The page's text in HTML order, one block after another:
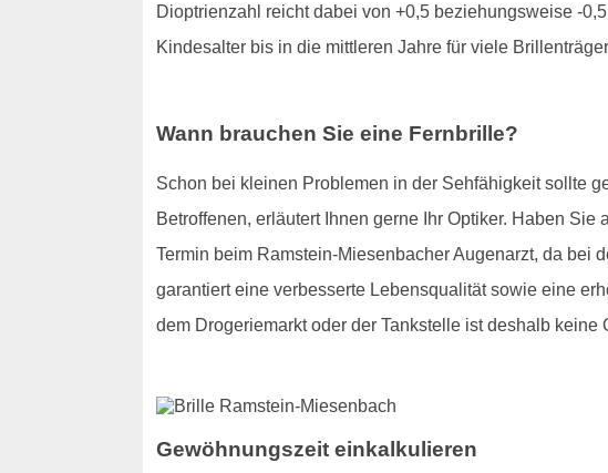
Dioptrienzahl reicht dabei von +0,5 beziehungsweise -
Kindesalter bis in die mittleren Jahre für viele
Wann brauchen Sie eine Fernbrille?
Schon bei kleinen Problemen in der Sehfähigkeit sollte
Betroffenen, erläutert Ihnen gerne Ihr Optiker. Haben
Termin beim Ramstein-Miesenbacher Augenarzt, da bei
garantiert eine verbesserte Lebensqualität sowie eine
dem Drogeriemarkt oder der Tankstelle ist deshalb keine
Gewöhnungszeit einkalkulieren